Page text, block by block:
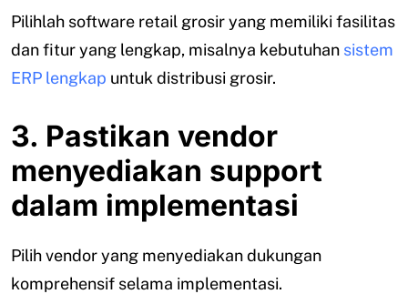
Pilihlah software retail grosir yang memiliki fasilitas
dan fitur yang lengkap, misalnya kebutuhan sistem
ERP lengkap untuk distribusi grosir.
3. Pastikan vendor
menyediakan support
dalam implementasi
Pilih vendor yang menyediakan dukungan
komprehensif selama implementasi.